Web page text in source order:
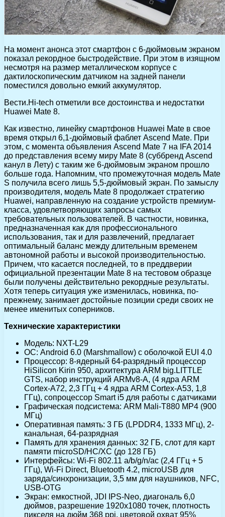
На момент анонса этот смартфон с 6-дюймовым экраном
показал рекордное быстродействие. При этом в изящном
несмотря на размер металлическом корпусе с
дактилоскопическим датчиком на задней панели
поместился довольно емкий аккумулятор.
Вести.Hi-tech отметили все достоинства и недостатки
Huawei Mate 8.
Как известно, линейку смартфонов Huawei Mate в свое
время открыл 6,1-дюймовый фаблет Ascend Mate. При
этом, с момента объявления Ascend Mate 7 на IFA 2014
до представления всему миру Mate 8 (суббренд Ascend
канул в Лету) с таким же 6-дюймовым экраном прошло
больше года. Напомним, что промежуточная модель Mate
S получила всего лишь 5,5-дюймовый экран. По замыслу
производителя, модель Mate 8 продолжает стратегию
Huawei, направленную на создание устройств премиум-
класса, удовлетворяющих запросы самых
требовательных пользователей. В частности, новинка,
предназначенная как для профессионального
использования, так и для развлечений, предлагает
оптимальный баланс между длительным временем
автономной работы и высокой производительностью.
Причем, что касается последней, то в преддверии
официальной презентации Mate 8 на тестовом образце
были получены действительно рекордные результаты.
Хотя теперь ситуация уже изменилась, новинка, по-
прежнему, занимает достойные позиции среди своих не
менее именитых соперников.
Технические характеристики
Модель: NXT-L29
ОС: Android 6.0 (Marshmallow) с оболочкой EUI 4.0
Процессор: 8-ядерный 64-разрядный процессор
HiSilicon Kirin 950, архитектура ARM big.LITTLE
GTS, набор инструкций ARMv8-A, (4 ядра ARM
Cortex-A72, 2,3 ГГц + 4 ядра ARM Cortex-A53, 1,8
ГГц), сопроцессор Smart i5 для работы с датчиками
Графическая подсистема: ARM Mali-T880 MP4 (900
МГц)
Оперативная память: 3 ГБ (LPDDR4, 1333 МГц), 2-
канальная, 64-разрядная
Память для хранения данных: 32 ГБ, слот для карт
памяти microSD/HC/XC (до 128 ГБ)
Интерфейсы: Wi-Fi 802.11 a/b/g/n/ac (2,4 ГГц + 5
ГГц), Wi-Fi Direct, Bluetooth 4.2, microUSB для
заряда/синхронизации, 3,5 мм для наушников, NFC,
USB-OTG
Экран: емкостной, JDI IPS-Neo, диагональ 6,0
дюймов, разрешение 1920х1080 точек, плотность
пикселя на дюйм 368 ppi, цветовой охват 95%